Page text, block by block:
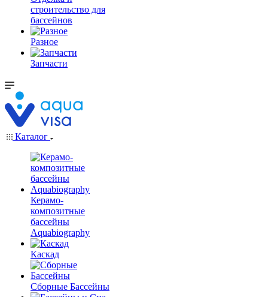
строительство для
бассейнов
Разное
Запчасти
Каталог
Керамо-
композитные
бассейны
Aquabiography
Каскад
Сборные Бассейны